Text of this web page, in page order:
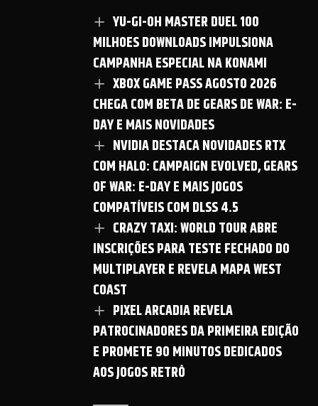
YU-GI-OH MASTER DUEL 100
MILHOES DOWNLOADS IMPULSIONA
CAMPANHA ESPECIAL NA KONAMI
XBOX GAME PASS AGOSTO 2026
CHEGA COM BETA DE GEARS DE WAR: E-
DAY E MAIS NOVIDADES
NVIDIA DESTACA NOVIDADES RTX
COM HALO: CAMPAIGN EVOLVED, GEARS
OF WAR: E-DAY E MAIS JOGOS
COMPATÍVEIS COM DLSS 4.5
CRAZY TAXI: WORLD TOUR ABRE
INSCRIÇÕES PARA TESTE FECHADO DO
MULTIPLAYER E REVELA MAPA WEST
COAST
PIXEL ARCADIA REVELA
PATROCINADORES DA PRIMEIRA EDIÇÃO
E PROMETE 90 MINUTOS DEDICADOS
AOS JOGOS RETRÔ